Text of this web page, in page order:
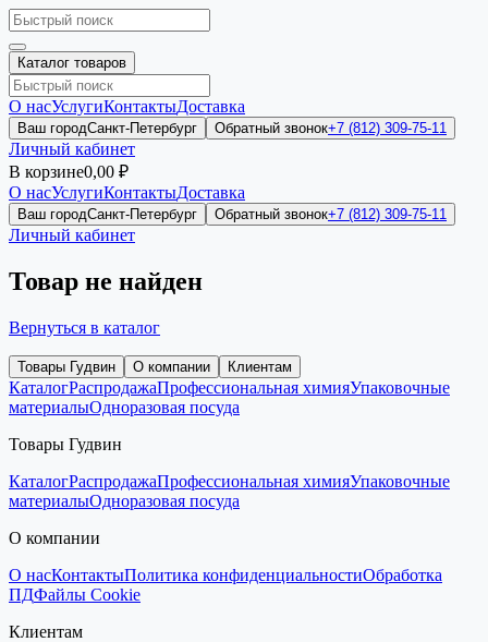
Каталог товаров
О насУслугиКонтактыДоставка
Ваш городСанкт-Петербург Обратный звонок+7 (812) 309-75-11
Личный кабинет
В корзине0,00 ₽
О насУслугиКонтактыДоставка
Ваш городСанкт-Петербург Обратный звонок+7 (812) 309-75-11
Личный кабинет
Товар не найден
Вернуться в каталог
Товары Гудвин О компании Клиентам
КаталогРаспродажаПрофессиональная химияУпаковочные
материалыОдноразовая посуда
Товары Гудвин
КаталогРаспродажаПрофессиональная химияУпаковочные
материалыОдноразовая посуда
О компании
О насКонтактыПолитика конфиденциальностиОбработка
ПДФайлы Cookie
Клиентам